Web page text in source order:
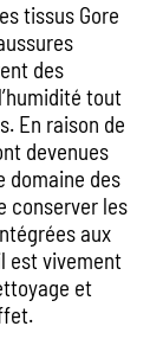
tissus Gore
des
tout
En raison de
devenues
domaine des
conserver les
aux
est vivement
et